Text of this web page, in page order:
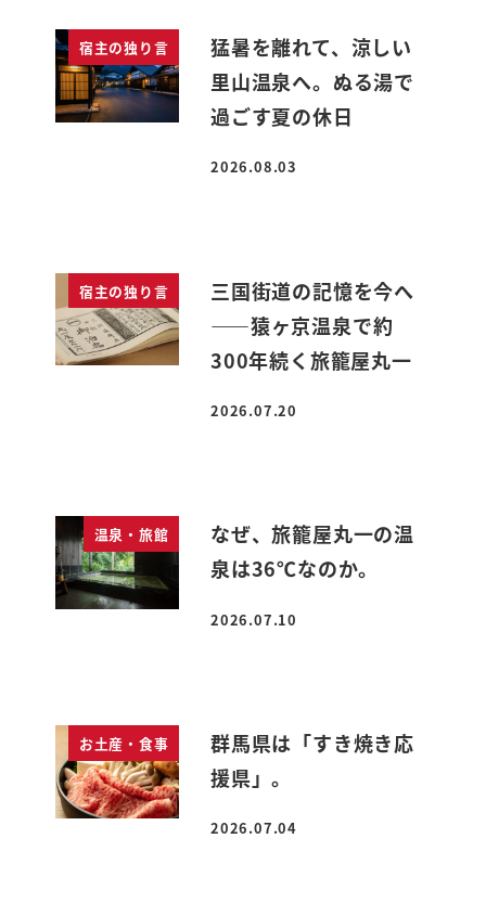
宿主の独り言
猛暑を離れて、涼しい
里山温泉へ。ぬる湯で
過ごす夏の休日
投稿日
2026.08.03
宿主の独り言
三国街道の記憶を今へ
――猿ヶ京温泉で約
300年続く旅籠屋丸一
投稿日
2026.07.20
温泉・旅館
なぜ、旅籠屋丸一の温
泉は36℃なのか。
投稿日
2026.07.10
お土産・食事
群馬県は「すき焼き応
援県」。
投稿日
2026.07.04